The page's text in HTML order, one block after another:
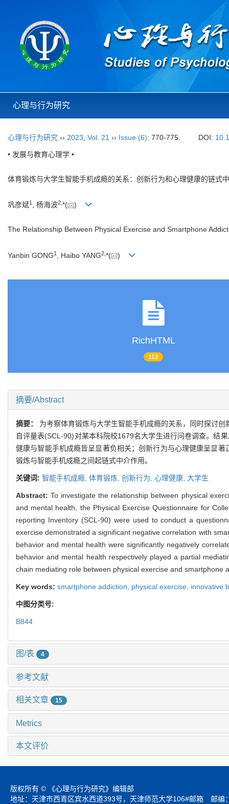
心理与行为研究
心理与行为研究 ›› 2023 Vol. 21 ›› Issue (6): 770-775. DOI:
• 发展与教育心理学 •
体育锻炼与大学生智能手机成瘾的关系：创新行为和心理健康的链式
巩彦斌1 , 杨海波2 *( )
The Relationship Between Physical Exercise and Smartphone
Yanbin GONG1 , Haibo YANG2 *( )
RichHTML
112
摘要/Abstract
摘要： 为考察体育锻炼与大学生智能手机成瘾的关系，同时探讨
自评量表(SCL-90)对某本科院校1679名大学生进行问卷调查。结
健康与智能手机成瘾皆呈显著负相关；创新行为与心理健康呈显
锻炼与智能手机成瘾之间起链式中介作用。
关键词: 智能手机成瘾, 体育锻炼, 创新行为, 心理健康, 大学生
Abstract:To investigate the relationship between physical
and mental health, the Physical Exercise Questionnaire for
reporting Inventory (SCL-90) were used to conduct a
exercise demonstrated a significant negative correlation with
behavior and mental health were significantly negatively
behavior and mental health respectively played a partial
chain mediating role between physical exercise and smartphone
Key words: smartphone addiction, physical exercise, innovative
中图分类号:
B844
图/表 4
参考文献
相关文章 15
Metrics
本文评价
版权所有 © 《心理与行为研究》编辑部
地址：天津市西青区宾水西道393号，天津师范大学106#邮箱 邮编